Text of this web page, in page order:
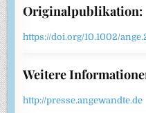
Originalpublikation:
https://doi.org/10.1002/
Weitere
http://presse.angewandte.de